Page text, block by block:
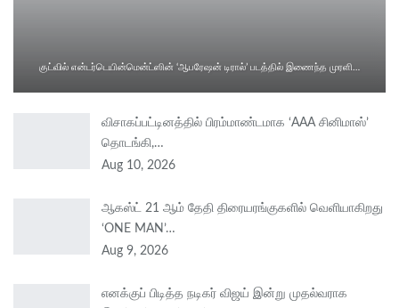
குட்வில் என்டர்டெயின்மென்ட்ஸின் ‘ஆபரேஷன் டிரால்’ படத்தில் இணைந்த முரளி…
விசாகப்பட்டினத்தில் பிரம்மாண்டமாக ‘AAA சினிமாஸ்’
தொடங்கி,…
Aug 10, 2026
ஆகஸ்ட் 21 ஆம் தேதி திரையரங்குகளில் வெளியாகிறது
‘ONE MAN’…
Aug 9, 2026
எனக்குப் பிடித்த நடிகர் விஜய் இன்று முதல்வராக